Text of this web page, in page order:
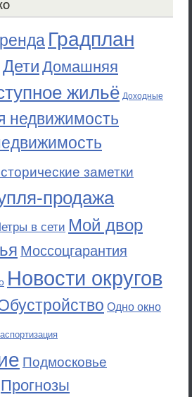
Градплан
Дети Домашняя
жильё Доходные
недвижимость
заметки
продажа
в сети Мой двор
Моссоцгарантия
Новости округов
Одно окно
Подмосковье
Прогнозы